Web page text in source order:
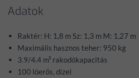
Adatok
Raktér: H: 1,8 m Sz: 1,3 m M: 1,27 m
Maximális hasznos teher: 950 kg
3.9/4.4 m³ rakodókapacitás
100 lóerős, dízel